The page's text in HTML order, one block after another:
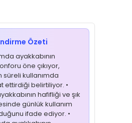
Özeti
ayakkabının
öne çıkıyor,
süreli kullanımda
ettirdiği belirtiliyor. •
hafifliği ve şık
günlük kullanım
ifade ediyor. •